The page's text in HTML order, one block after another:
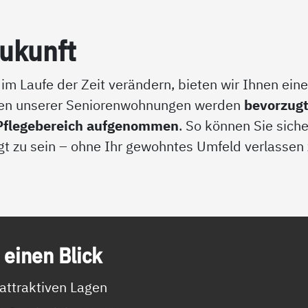
Laufe der Zeit verändern, bieten wir Ihnen eine
unserer Seniorenwohnungen werden
aufgenommen. So können Sie
zu sein – ohne Ihr gewohntes Umfeld verlassen
Blick
Lagen